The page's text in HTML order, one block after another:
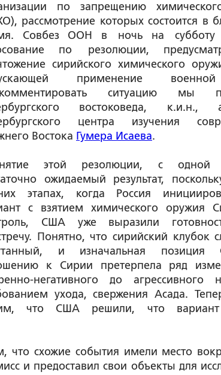
по запрещению
рассмотрение которых состоится в
Совбез ООН в ночь на субботу
по резолюции,
сирийского химического
применение
ситуацию мы
востоковеда, к.и.н.,
центра изучения
Востока Гумера Исаева.
этой резолюции, с одной
ожидаемый результат,
этапах, когда Россия
с взятием химического оружия
США уже выразили
Понятно, что сирийский клубок
и изначальная
к Сирии претерпела ряд
негативного до агрессивного
ухода, свержения Асада.
что США решили, что
схожие события имели место
и предоставил свои объекты для